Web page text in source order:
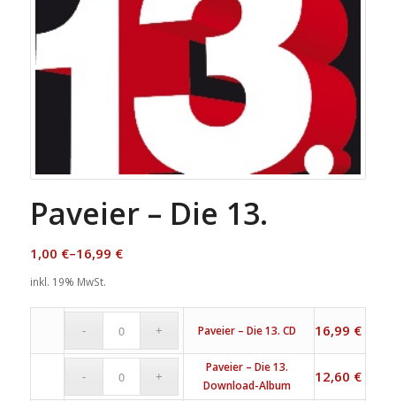
Paveier – Die 13.
1,00 €–16,99 €
inkl. 19% MwSt.
Paveier – Die 13. CD 16,99 €
Paveier – Die 13.
Download-Album
12,60 €